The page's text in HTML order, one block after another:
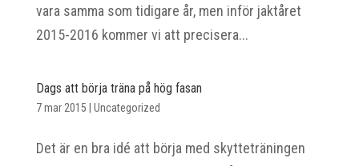
vara samma som tidigare år, men inför jaktåret
2015-2016 kommer vi att precisera...
Dags att börja träna på hög fasan
7 mar 2015 Uncategorized
Det är en bra idé att börja med skytteträningen